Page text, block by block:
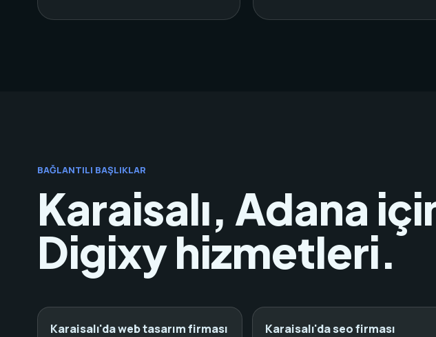
BAĞLANTILI BAŞLIKLAR
Karaisalı, Adana
Digixy hizmetleri.
Karaisalı'da web tasarım firması Karaisalı'da seo firması